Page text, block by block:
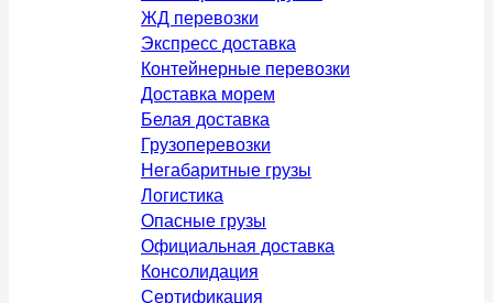
ЖД перевозки
Экспресс доставка
Контейнерные перевозки
Доставка морем
Белая доставка
Грузоперевозки
Негабаритные грузы
Логистика
Опасные грузы
Официальная доставка
Консолидация
Сертификация